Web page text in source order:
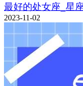
最好的处女座_星
2023-11-02